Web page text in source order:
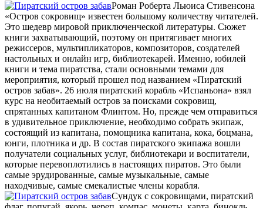
Роман Роберта Льюиса Стивенсона
«Остров сокровищ» известен большому количеству читателей.
Это шедевр мировой приключенческой литературы. Сюжет
книги захватывающий, поэтому он притягивает многих
режиссеров, мультипликаторов, композиторов, создателей
настольных и онлайн игр, библиотекарей. Именно, юбилей
книги и тема пиратства, стали основными темами для
мероприятия, который прошел под названием «Пиратский
остров забав». 26 июля пиратский корабль «Испаньона» взял
курс на необитаемый остров за поисками сокровищ,
спрятанных капитаном Флинтом. Но, прежде чем отправиться
в удивительное приключение, необходимо собрать экипаж,
состоящий из капитана, помощника капитана, кока, боцмана,
юнги, плотника и др. В состав пиратского экипажа вошли
получатели социальных услуг, библиотекари и воспитатели,
которые перевоплотились в настоящих пиратов. Это были
самые эрудированные, самые музыкальные, самые
находчивые, самые смекалистые члены корабля.
Сундук с сокровищами, пиратский